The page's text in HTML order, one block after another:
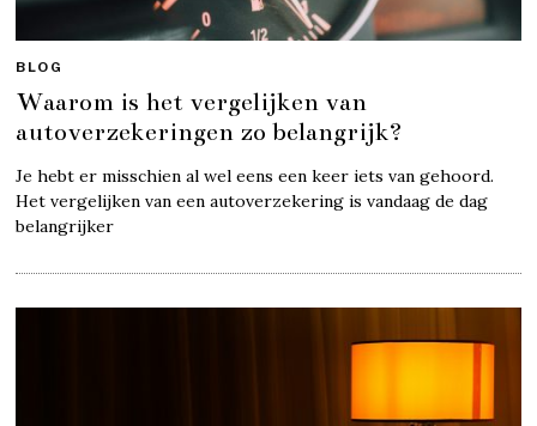
BLOG
Waarom is het vergelijken van
autoverzekeringen zo belangrijk?
Je hebt er misschien al wel eens een keer iets van gehoord.
Het vergelijken van een autoverzekering is vandaag de dag
belangrijker